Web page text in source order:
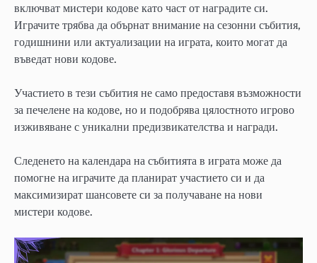
включват мистери кодове като част от наградите си.
Играчите трябва да обърнат внимание на сезонни събития,
годишнини или актуализации на играта, които могат да
въведат нови кодове.
Участието в тези събития не само предоставя възможности
за печелене на кодове, но и подобрява цялостното игрово
изживяване с уникални предизвикателства и награди.
Следенето на календара на събитията в играта може да
помогне на играчите да планират участието си и да
максимизират шансовете си за получаване на нови
мистери кодове.